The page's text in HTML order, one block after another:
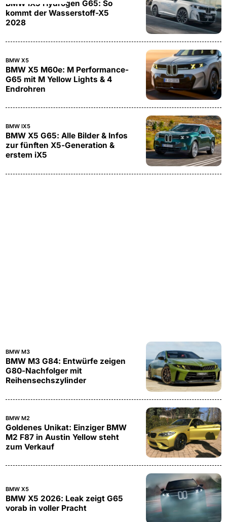
BMW iX5 Hydrogen G65: So
kommt der Wasserstoff-X5
2028
BMW X5
BMW X5 M60e: M Performance-
G65 mit M Yellow Lights & 4
Endrohren
BMW IX5
BMW X5 G65: Alle Bilder & Infos
zur fünften X5-Generation &
erstem iX5
BMW M3
BMW M3 G84: Entwürfe zeigen
G80-Nachfolger mit
Reihensechszylinder
BMW M2
Goldenes Unikat: Einziger BMW
M2 F87 in Austin Yellow steht
zum Verkauf
BMW X5
BMW X5 2026: Leak zeigt G65
vorab in voller Pracht